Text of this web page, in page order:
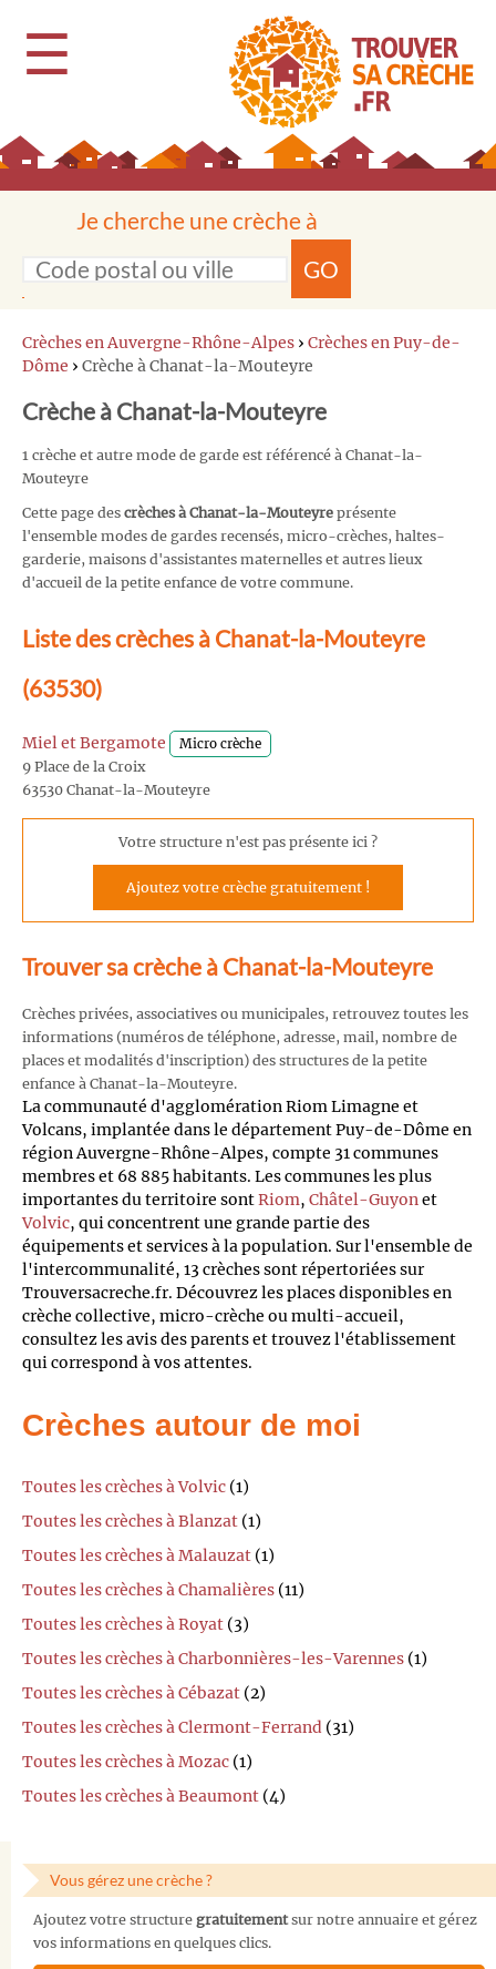
☰
Je cherche une crèche à
GO
Crèches en Auvergne-Rhône-Alpes › Crèches en Puy-de-
Dôme › Crèche à Chanat-la-Mouteyre
Crèche à Chanat-la-Mouteyre
1 crèche et autre mode de garde est référencé à Chanat-la-
Mouteyre
Cette page des crèches à Chanat-la-Mouteyre présente
l'ensemble modes de gardes recensés, micro-crèches, haltes-
garderie, maisons d'assistantes maternelles et autres lieux
d'accueil de la petite enfance de votre commune.
Liste des crèches à Chanat-la-Mouteyre
(63530)
Miel et Bergamote Micro crèche
9 Place de la Croix
63530 Chanat-la-Mouteyre
Votre structure n'est pas présente ici ?
Ajoutez votre crèche gratuitement !
Trouver sa crèche à Chanat-la-Mouteyre
Crèches privées, associatives ou municipales, retrouvez toutes les
informations (numéros de téléphone, adresse, mail, nombre de
places et modalités d'inscription) des structures de la petite
enfance à Chanat-la-Mouteyre.
La communauté d'agglomération Riom Limagne et
Volcans, implantée dans le département Puy-de-Dôme en
région Auvergne-Rhône-Alpes, compte 31 communes
membres et 68 885 habitants. Les communes les plus
importantes du territoire sontRiom, Châtel-Guyonet
Volvic, qui concentrent une grande partie des
équipements et services à la population. Sur l'ensemble de
l'intercommunalité, 13 crèches sont répertoriées sur
Trouversacreche.fr. Découvrez les places disponibles en
crèche collective, micro-crèche ou multi-accueil,
consultez les avis des parents et trouvez l'établissement
qui correspond à vos attentes.
Crèches autour de moi
Toutes les crèches à Volvic (1)
Toutes les crèches à Blanzat (1)
Toutes les crèches à Malauzat (1)
Toutes les crèches à Chamalières (11)
Toutes les crèches à Royat (3)
Toutes les crèches à Charbonnières-les-Varennes (1)
Toutes les crèches à Cébazat (2)
Toutes les crèches à Clermont-Ferrand (31)
Toutes les crèches à Mozac (1)
Toutes les crèches à Beaumont (4)
Vous gérez une crèche ?
Ajoutez votre structure gratuitementsur notre annuaire et gérez
vos informations en quelques clics.